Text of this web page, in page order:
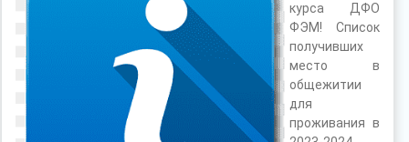
курса ДФО
ФЭМ! Список
получивших
место в
общежитии
для
проживания в